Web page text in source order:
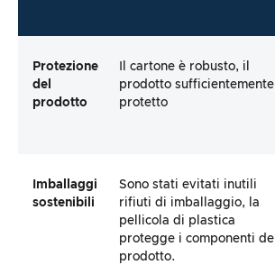
Protezione
del
prodotto
Il cartone è robusto, il
prodotto sufficientemente
protetto
Imballaggi
sostenibili
Sono stati evitati inutili
rifiuti di imballaggio, la
pellicola di plastica
protegge i componenti del
prodotto.